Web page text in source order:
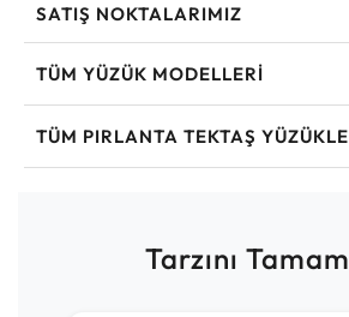
SATIŞ NOKTALARIMIZ
TÜM YÜZÜK MODELLERI
TÜM PIRLANTA TEKTAŞ
Tarzını